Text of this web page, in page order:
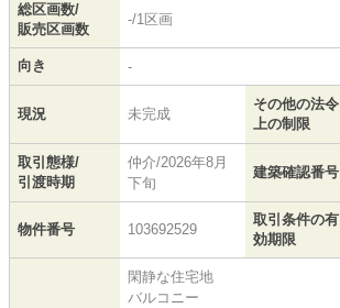
総区画数/
販売区画数
-/1区画
向き -
現況 未完成
その他の法令
上の制限
取引態様/
引渡時期
仲介/2026年8月
下旬
建築確認番号
物件番号 103692529
取引条件の有
効期限
閑静な住宅地
バルコニー